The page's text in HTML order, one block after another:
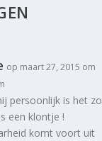
op maart 27, 2015 om
persoonlijk is het zo
een klontje !
komt voort uit